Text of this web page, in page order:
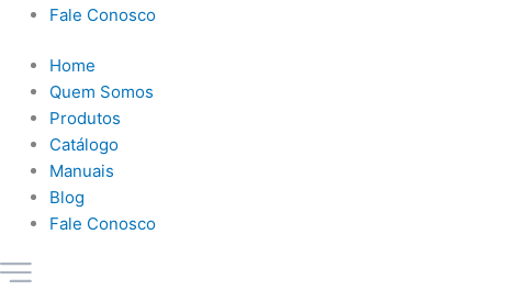
Fale Conosco
Home
Quem Somos
Produtos
Catálogo
Manuais
Blog
Fale Conosco